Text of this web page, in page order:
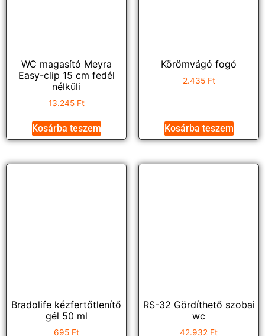
WC magasító Meyra
Easy-clip 15 cm fedél
nélküli
13.245 Ft
Kosárba teszem
Körömvágó fogó
2.435 Ft
Kosárba teszem
Bradolife kézfertőtlenítő
gél 50 ml
695 Ft
RS-32 Gördíthető szobai
wc
42.932 Ft